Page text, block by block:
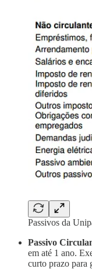
Passivos da
Passivo
em até 1 ano.
curto prazo para